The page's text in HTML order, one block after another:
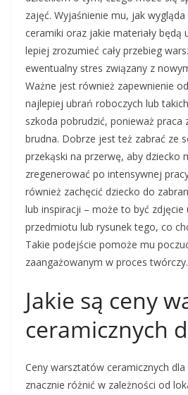
zajęć. Wyjaśnienie mu, jak
ceramiki oraz jakie materiały będą
lepiej zrozumieć cały przebieg
ewentualny stres związany z
Ważne jest również zapewnienie
najlepiej ubrań roboczych lub
szkoda pobrudzić, ponieważ praca
brudna. Dobrze jest też zabrać ze
przekąski na przerwę, aby dziecko
zregenerować po intensywnej
również zachęcić dziecko do
lub inspiracji – może to być zdjęcie
przedmiotu lub rysunek tego, co
Takie podejście pomoże mu
zaangażowanym w proces twórczy.
Jakie są ceny
ceramicznych
Ceny warsztatów ceramicznych
znacznie różnić w zależności od